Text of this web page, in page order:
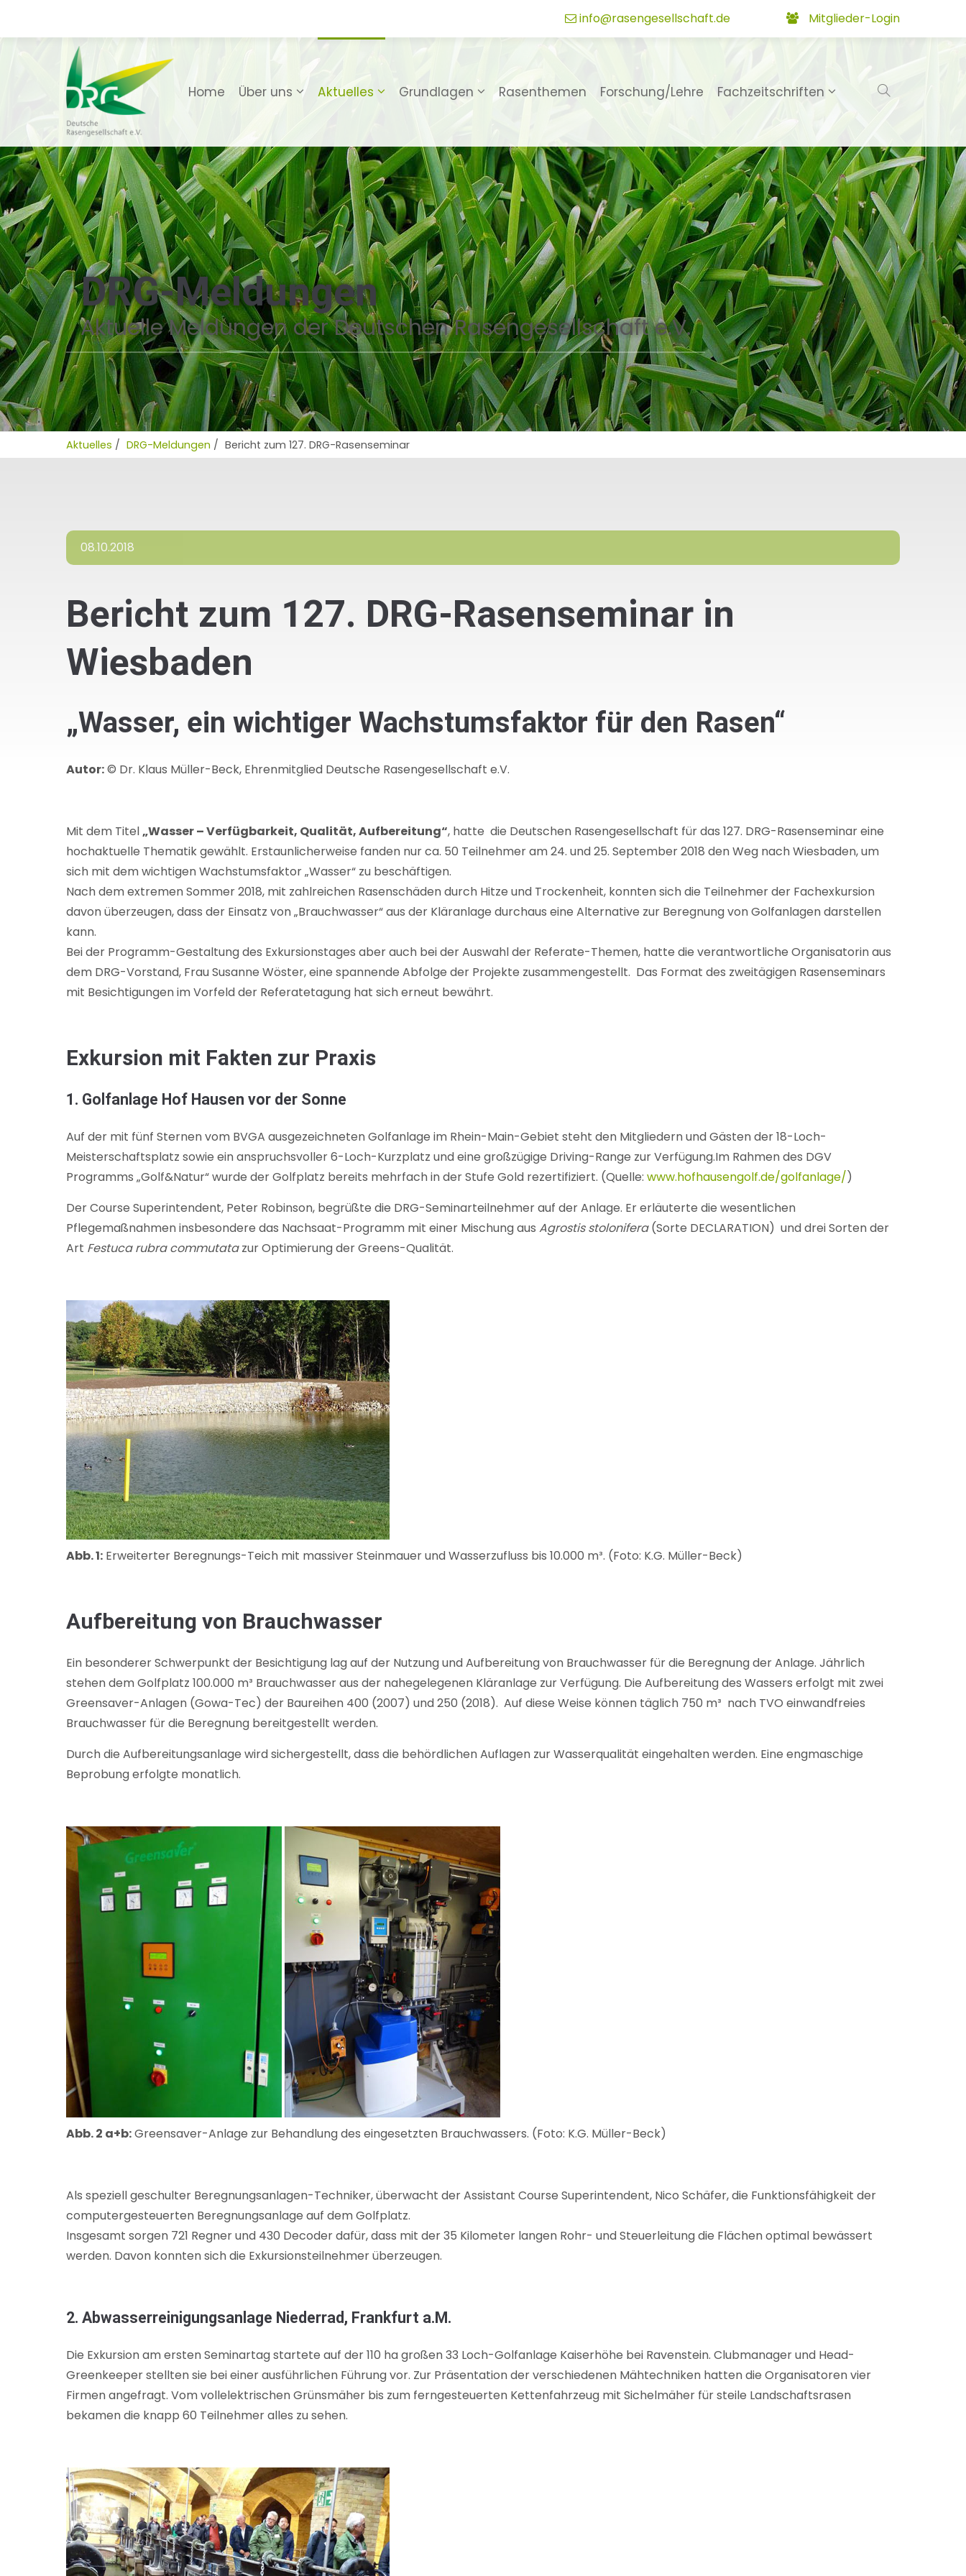
info@rasengesellschaft.de Mitglieder-Login
Home Über uns Aktuelles Grundlagen Rasenthemen Forschung/Lehre Fachzeitschriften
DRG-Meldungen
Aktuelle Meldungen der Deutschen Rasengesellschaft e.V.
Aktuelles / DRG-Meldungen / Bericht zum 127. DRG-Rasenseminar
08.10.2018
Bericht zum 127. DRG-Rasenseminar in
Wiesbaden
„Wasser, ein wichtiger Wachstumsfaktor für den Rasen“
Autor:© Dr. Klaus Müller-Beck, Ehrenmitglied Deutsche Rasengesellschaft e.V.
Mit dem Titel„Wasser – Verfügbarkeit, Qualität, Aufbereitung“, hatte die Deutschen Rasengesellschaft für das 127. DRG-Rasenseminar eine
hochaktuelle Thematik gewählt. Erstaunlicherweise fanden nur ca. 50 Teilnehmer am 24. und 25. September 2018 den Weg nach Wiesbaden, um
sich mit dem wichtigen Wachstumsfaktor „Wasser“ zu beschäftigen.
Nach dem extremen Sommer 2018, mit zahlreichen Rasenschäden durch Hitze und Trockenheit, konnten sich die Teilnehmer der Fachexkursion
davon überzeugen, dass der Einsatz von „Brauchwasser“ aus der Kläranlage durchaus eine Alternative zur Beregnung von Golfanlagen darstellen
kann.
Bei der Programm-Gestaltung des Exkursionstages aber auch bei der Auswahl der Referate-Themen, hatte die verantwortliche Organisatorin aus
dem DRG-Vorstand, Frau Susanne Wöster, eine spannende Abfolge der Projekte zusammengestellt. Das Format des zweitägigen Rasenseminars
mit Besichtigungen im Vorfeld der Referatetagung hat sich erneut bewährt.
Exkursion mit Fakten zur Praxis
1. Golfanlage Hof Hausen vor der Sonne
Auf der mit fünf Sternen vom BVGA ausgezeichneten Golfanlage im Rhein-Main-Gebiet steht den Mitgliedern und Gästen der 18-Loch-
Meisterschafts­platz sowie ein anspruchsvoller 6-Loch-Kurzplatz und eine großzügige Driving-Range zur Verfügung.Im Rahmen des DGV
Programms „Golf&Natur“ wurde der Golfplatz bereits mehrfach in der Stufe Gold rezertifiziert. (Quelle: www.hofhausengolf.de/golfanlage/)
Der Course Superintendent, Peter Robinson, begrüßte die DRG-Seminarteilnehmer auf der Anlage. Er erläuterte die wesentlichen
Pflegemaßnahmen insbesondere das Nachsaat-Programm mit einer Mischung aus Agrostis stolonifera(Sorte DECLARATION) und drei Sorten der
Art Festuca rubra commutatazur Optimierung der Greens-Qualität.
Abb. 1: Erweiterter Beregnungs-Teich mit massiver Steinmauer und Wasserzufluss bis 10.000 m³. (Foto: K.G. Müller-Beck)
Aufbereitung von Brauchwasser
Ein besonderer Schwerpunkt der Besichtigung lag auf der Nutzung und Aufbereitung von Brauchwasser für die Beregnung der Anlage. Jährlich
stehen dem Golfplatz 100.000 m³ Brauchwasser aus der nahegelegenen Kläranlage zur Verfügung. Die Aufbereitung des Wassers erfolgt mit zwei
Greensaver-Anlagen (Gowa-Tec) der Baureihen 400 (2007) und 250 (2018). Auf diese Weise können täglich 750 m³ nach TVO einwandfreies
Brauchwasser für die Beregnung bereitgestellt werden.
Durch die Aufbereitungsanlage wird sichergestellt, dass die behördlichen Auflagen zur Wasserqualität eingehalten werden. Eine engmaschige
Beprobung erfolgte monatlich.
Abb. 2 a+b:Greensaver-Anlage zur Behandlung des eingesetzten Brauchwassers. (Foto: K.G. Müller-Beck)
Als speziell geschulter Beregnungsanlagen-Techniker, überwacht der Assistant Course Superintendent, Nico Schäfer, die Funktionsfähigkeit der
computergesteuerten Beregnungsanlage auf dem Golfplatz.
Insgesamt sorgen 721 Regner und 430 Decoder dafür, dass mit der 35 Kilometer langen Rohr- und Steuerleitung die Flächen optimal bewässert
werden. Davon konnten sich die Exkursionsteilnehmer überzeugen.
2. Abwasserreinigungsanlage Niederrad, Frankfurt a.M.
Die Exkursion am ersten Seminartag startete auf der 110 ha großen 33 Loch-Golfanlage Kaiserhöhe bei Ravenstein. Clubmanager und Head-
Greenkeeper stellten sie bei einer ausführlichen Führung vor. Zur Präsentation der verschiedenen Mähtechniken hatten die Organisatoren vier
Firmen angefragt. Vom vollelektrischen Grünsmäher bis zum ferngesteuerten Kettenfahrzeug mit Sichelmäher für steile Landschaftsrasen
bekamen die knapp 60 Teilnehmer alles zu sehen.